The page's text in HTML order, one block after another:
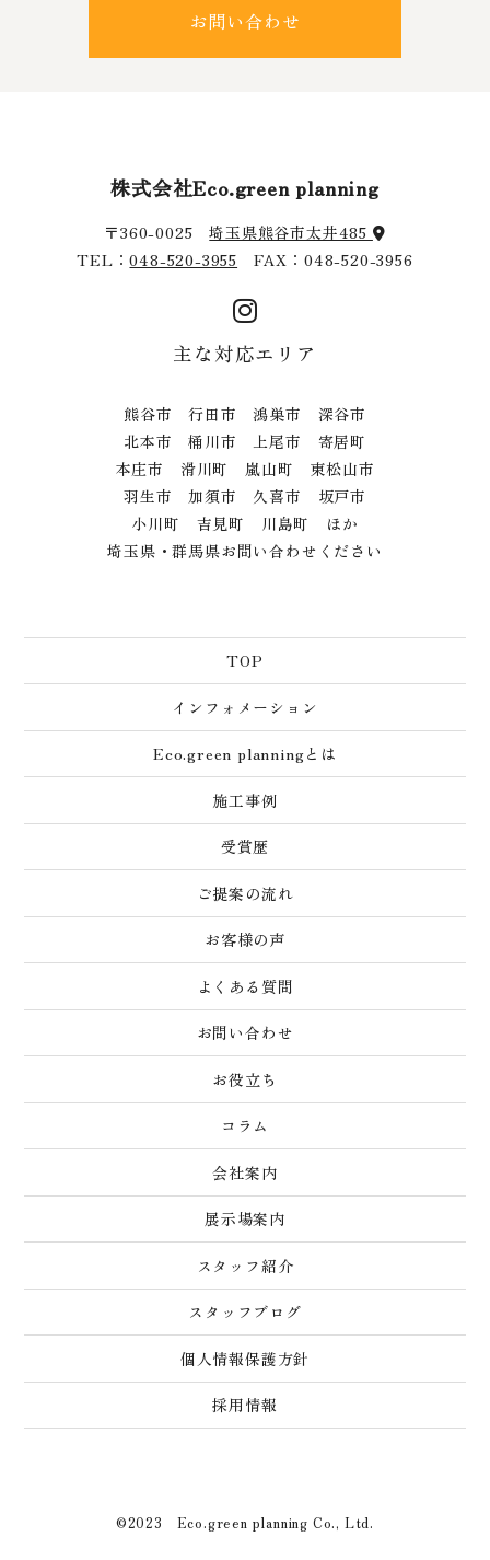
お問い合わせ
株式会社Eco.green planning
〒360-0025埼玉県熊谷市太井485
TEL：048-520-3955 FAX：048-520-3956
主な対応エリア
熊谷市 行田市 鴻巣市 深谷市
北本市 桶川市 上尾市 寄居町
本庄市 滑川町 嵐山町 東松山市
羽生市 加須市 久喜市 坂戸市
小川町 吉見町 川島町 ほか
埼玉県・群馬県お問い合わせください
TOP
インフォメーション
Eco.green planningとは
施工事例
受賞歴
ご提案の流れ
お客様の声
よくある質問
お問い合わせ
お役立ち
コラム
会社案内
展示場案内
スタッフ紹介
スタッフブログ
個人情報保護方針
採用情報
©2023 Eco.green planning Co., Ltd.